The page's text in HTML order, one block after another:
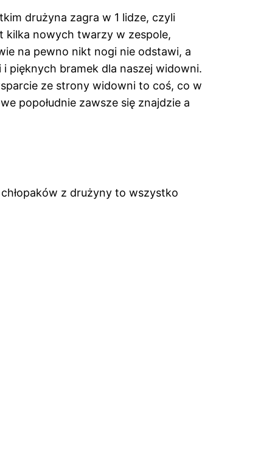
drużyna zagra w 1 lidze, czyli
kilka nowych twarzy w zespole,
na pewno nikt nogi nie odstawi, a
pięknych bramek dla naszej widowni.
ze strony widowni to coś, co w
popołudnie zawsze się znajdzie a
z drużyny to wszystko